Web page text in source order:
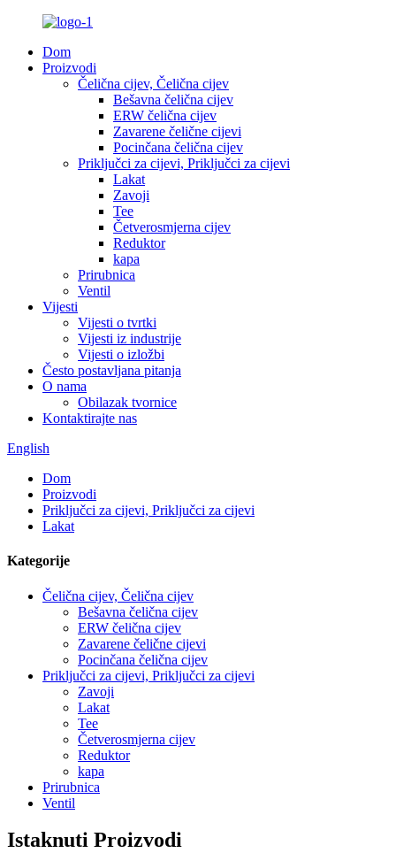
Dom
Proizvodi
Čelična cijev, Čelična cijev
Bešavna čelična cijev
ERW čelična cijev
Zavarene čelične cijevi
Pocinčana čelična cijev
Priključci za cijevi, Priključci za cijevi
Lakat
Zavoji
Tee
Četverosmjerna cijev
Reduktor
kapa
Prirubnica
Ventil
Vijesti
Vijesti o tvrtki
Vijesti iz industrije
Vijesti o izložbi
Često postavljana pitanja
O nama
Obilazak tvornice
Kontaktirajte nas
English
Dom
Proizvodi
Priključci za cijevi, Priključci za cijevi
Lakat
Kategorije
Čelična cijev, Čelična cijev
Bešavna čelična cijev
ERW čelična cijev
Zavarene čelične cijevi
Pocinčana čelična cijev
Priključci za cijevi, Priključci za cijevi
Zavoji
Lakat
Tee
Četverosmjerna cijev
Reduktor
kapa
Prirubnica
Ventil
Istaknuti Proizvodi